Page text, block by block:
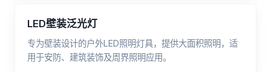
LED壁装泛光灯
专为壁装设计的户外LED照明灯具，提供大面积照明，适
用于安防、建筑装饰及周界照明应用。